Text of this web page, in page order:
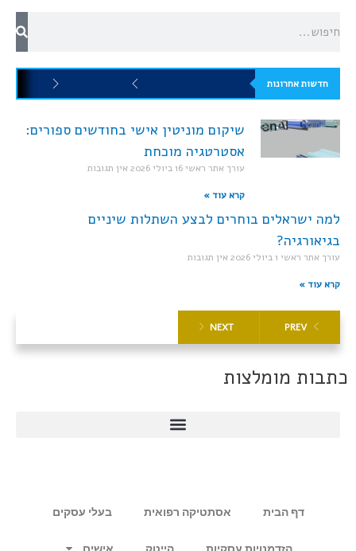
חדשות אחרונות
שיקום מוניטין אישי בחודשים ספורים:
אסטרטגיה מוכחת
עורך אתר ראשי16 ביולי 2026 אין תגובות
קרא עוד »
למה ישראלים בוחרים לבצע השתלות שיניים
בגיאורגיה?
עורך אתר ראשי 1 ביולי 2026 אין תגובות
קרא עוד »
PREV
NEXT
כתבות מומלצות
דף הבית אסתטיקה רפואית בעלי עסקים
הזדמנויות עסקיות הייטק אישים